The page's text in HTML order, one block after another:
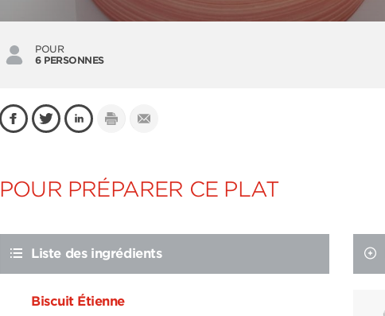
POUR
6 PERSONNES
POUR PRÉPARER CE PLAT
Liste des ingrédients
Biscuit Étienne